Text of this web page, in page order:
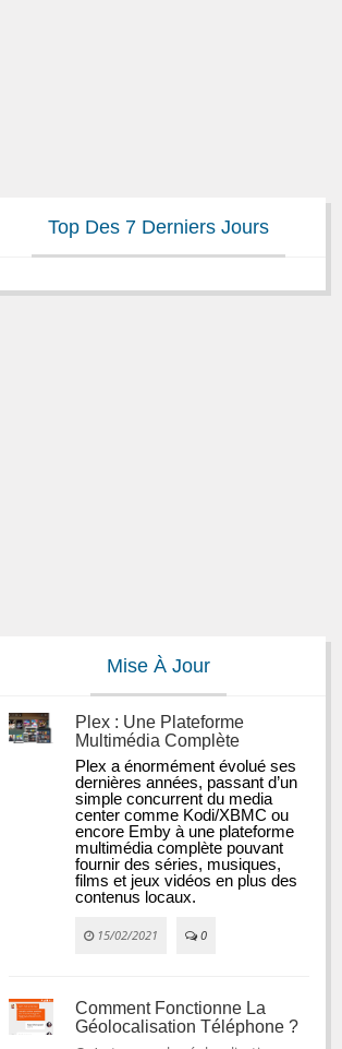
Top Des 7 Derniers Jours
Mise À Jour
Plex : Une Plateforme
Multimédia Complète
Plex a énormément évolué ses
dernières années, passant d’un
simple concurrent du media
center comme Kodi/XBMC ou
encore Emby à une plateforme
multimédia complète pouvant
fournir des séries, musiques,
films et jeux vidéos en plus des
contenus locaux.
15/02/2021 0
Comment Fonctionne La
Géolocalisation Téléphone ?